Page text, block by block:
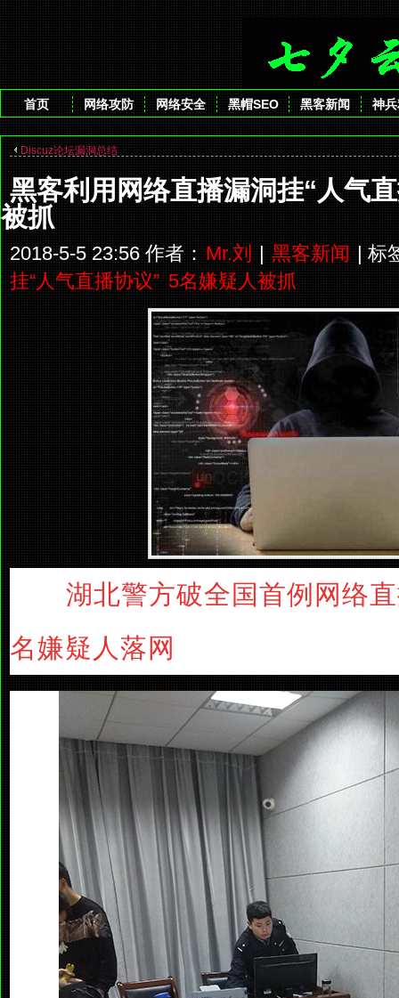
首页 网络攻防 网络安全 黑帽SEO 黑客新闻 神
Discuz论坛漏洞总结
黑客利用网络直播漏洞挂“人气
被抓
2018-5-5 23:56 作者：Mr.刘|黑客新闻 | 标
挂“人气直播协议” 5名嫌疑人被抓
湖北警方破全国首例网络
名嫌疑人落网